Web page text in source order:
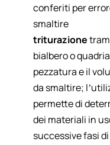
conferiti per
smaltire
triturazione
bialbero o
pezzatura e il
da smaltire;
permette di
dei materiali in
successive fasi